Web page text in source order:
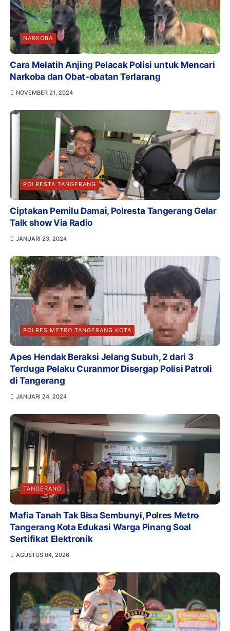
NARKOBA
Cara Melatih Anjing Pelacak Polisi untuk Mencari
Narkoba dan Obat-obatan Terlarang
NOVEMBER 21, 2024
POLRESTA TANGERANG
Ciptakan Pemilu Damai, Polresta Tangerang Gelar
Talk show Via Radio
JANUARI 23, 2024
POLRES METRO TANGERANG KOTA
Apes Hendak Beraksi Jelang Subuh, 2 dari 3
Terduga Pelaku Curanmor Disergap Polisi Patroli
di Tangerang
JANUARI 24, 2024
TANGERANG
Mafia Tanah Tak Bisa Sembunyi, Polres Metro
Tangerang Kota Edukasi Warga Pinang Soal
Sertifikat Elektronik
AGUSTUS 04, 2026